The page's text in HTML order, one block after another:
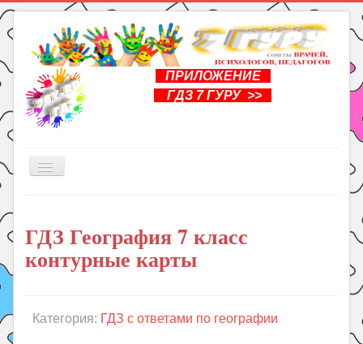
ПРИЛОЖЕНИЕ
ГДЗ 7 ГУРУ >>
Включить/
Книги
Рукоделие
Уроки
ГДЗ География 7 класс
контурные карты
Категория: ГДЗ с ответами по географии